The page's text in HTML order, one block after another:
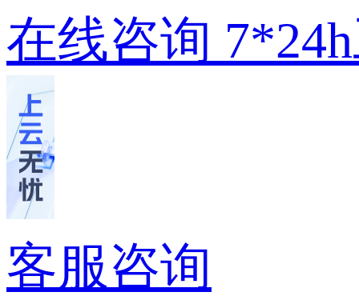
在线咨询
客服咨询